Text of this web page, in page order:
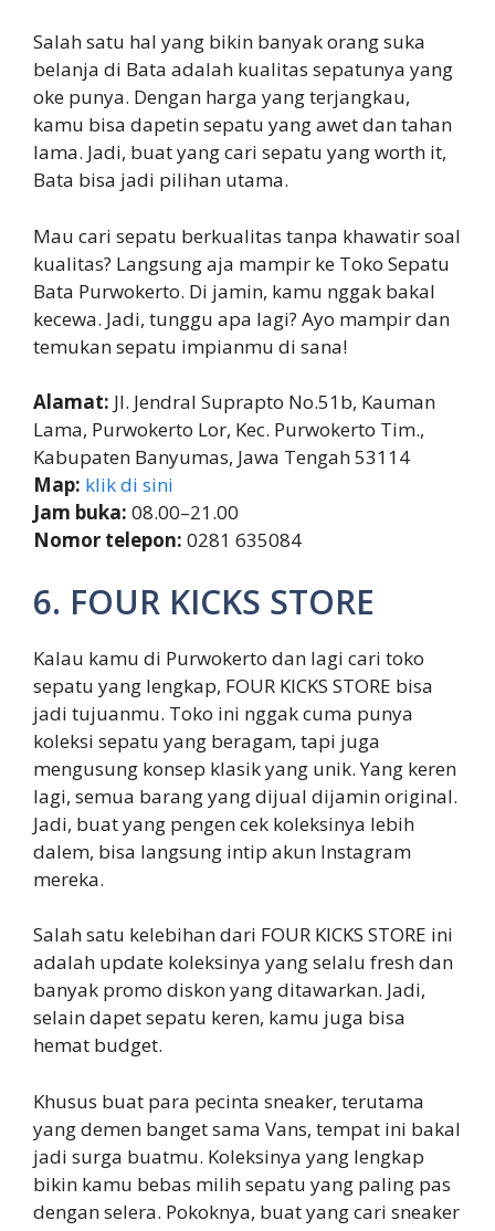
Salah satu hal yang bikin banyak orang suka
belanja di Bata adalah kualitas sepatunya yang
oke punya. Dengan harga yang terjangkau,
kamu bisa dapetin sepatu yang awet dan tahan
lama. Jadi, buat yang cari sepatu yang worth it,
Bata bisa jadi pilihan utama.
Mau cari sepatu berkualitas tanpa khawatir soal
kualitas? Langsung aja mampir ke Toko Sepatu
Bata Purwokerto. Di jamin, kamu nggak bakal
kecewa. Jadi, tunggu apa lagi? Ayo mampir dan
temukan sepatu impianmu di sana!
Alamat: Jl. Jendral Suprapto No.51b, Kauman
Lama, Purwokerto Lor, Kec. Purwokerto Tim.,
Kabupaten Banyumas, Jawa Tengah 53114
Map: klik di sini
Jam buka: 08.00–21.00
Nomor telepon: 0281 635084
6. FOUR KICKS STORE
Kalau kamu di Purwokerto dan lagi cari toko
sepatu yang lengkap, FOUR KICKS STORE bisa
jadi tujuanmu. Toko ini nggak cuma punya
koleksi sepatu yang beragam, tapi juga
mengusung konsep klasik yang unik. Yang keren
lagi, semua barang yang dijual dijamin original.
Jadi, buat yang pengen cek koleksinya lebih
dalem, bisa langsung intip akun Instagram
mereka.
Salah satu kelebihan dari FOUR KICKS STORE ini
adalah update koleksinya yang selalu fresh dan
banyak promo diskon yang ditawarkan. Jadi,
selain dapet sepatu keren, kamu juga bisa
hemat budget.
Khusus buat para pecinta sneaker, terutama
yang demen banget sama Vans, tempat ini bakal
jadi surga buatmu. Koleksinya yang lengkap
bikin kamu bebas milih sepatu yang paling pas
dengan selera. Pokoknya, buat yang cari sneaker